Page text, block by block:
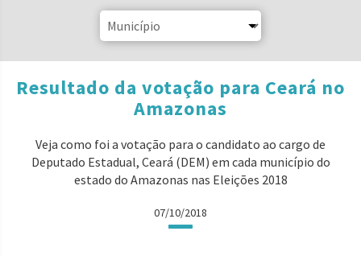
Resultado da votação para Ceará no
Amazonas
Veja como foi a votação para o candidato ao cargo de
Deputado Estadual, Ceará (DEM) em cada município do
estado do Amazonas nas Eleições 2018
07/10/2018